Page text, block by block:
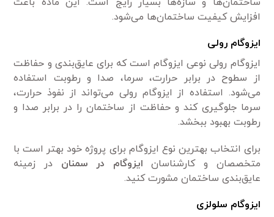
افزایش کیفیت ساختمان‌ها می‌شود.
ایزوگام رولی
ایزوگام رولی نوعی ایزوگام است که برای عایق‌بندی و حفاظت
از سطوح در برابر حرارت، سرما، صدا و رطوبت استفاده
می‌شود. استفاده از ایزوگام رولی می‌تواند از نفوذ حرارت،
سرما جلوگیری کند و حفاظت از ساختمان را در برابر صدا و
رطوبت بهبود ببخشد.
برای انتخاب بهترین نوع ایزوگام برای پروژه خود بهتر است با
متخصصان و کارشناسانایزوگام در سمنان در زمینه
عایق‌بندی ساختمان مشورت کنید.
ایزوگام سلولزی